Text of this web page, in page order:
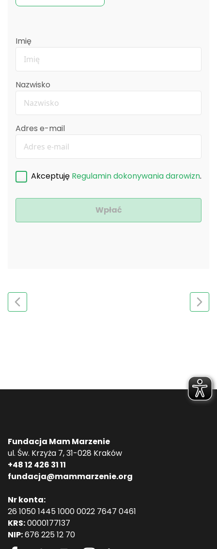
Imię
Nazwisko
Adres e-mail
Akceptuję Regulamin dokonywania darowizn.
Wpłać
Fundacja Mam Marzenie
ul. Św. Krzyża 7, 31-028 Kraków
+48 12 426 31 11
fundacja@mammarzenie.org
Nr konta:
26 1050 1445 1000 0022 7647 0461
KRS:0000177137
NIP:676 225 12 70